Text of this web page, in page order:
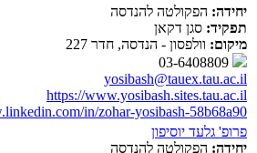
יחידה: הפקולטה להנדסה
תפקיד: סגן דקאן
מיקום: וולפסון - הנדסה, חדר 227
yosibash@tauex.tau.ac.il
https://www.yosibash.sites.tau.ac.il
in/zohar-yosibash-58b68a90/
פרופ' גלעד יוסיפון
יחידה: הפקולטה להנדסה